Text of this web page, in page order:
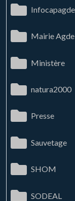
Infocapagde
Mairie Agde
Ministère
natura2000
Presse
Sauvetage
SHOM
SODEAL